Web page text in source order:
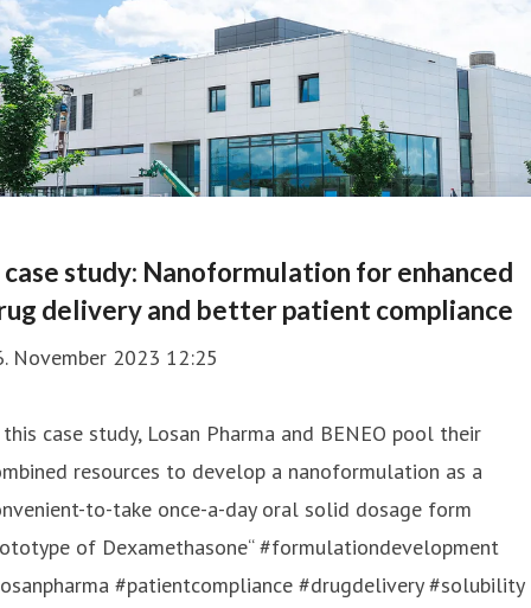
case study: Nanoformulation for enhanced
delivery and better patient compliance
November 2023 12:25
case study, Losan Pharma and BENEO pool their
resources to develop a nanoformulation as a
to-take once-a-day oral solid dosage form
of Dexamethasone“ #formulationdevelopment
#patientcompliance #drugdelivery #solubility